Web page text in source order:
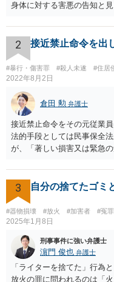
身体に対する害悪の告知と
すからね。 ただし、具体的
いと見られ るので、事情
2 接近禁止命令を出
#暴行・傷害罪 #殺人未遂 #住居
2022年8月2日
倉田 勲 弁護士
接近禁止命令をその元従業
法的手段としては民事保全
が、「著しい損害又は緊急
のハードルは一般的に高い
たことがあるなどの会社に
付ける事情がなければ保全
れます。この場では一般的
とよくご相談ください。
3 自分の捨てたゴミ
#器物損壊 #放火 #加害者 #冤
2025年1月8日
刑事事件に強い弁護士
濵門 俊也 弁護士
「ライターを捨てた」行為
放火の罪に問われるのは「